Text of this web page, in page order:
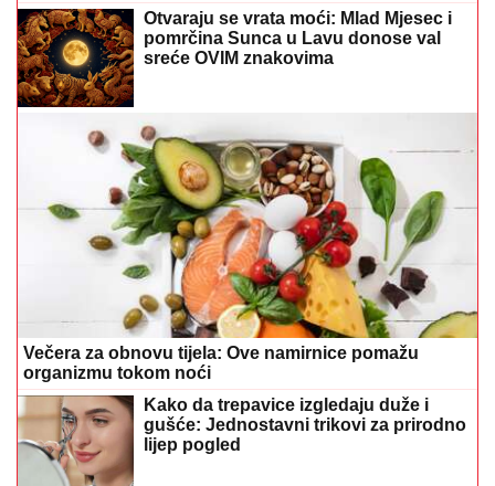
Otvaraju se vrata moći: Mlad Mjesec i
pomrčina Sunca u Lavu donose val
sreće OVIM znakovima
Večera za obnovu tijela: Ove namirnice pomažu
organizmu tokom noći
Kako da trepavice izgledaju duže i
gušće: Jednostavni trikovi za prirodno
lijep pogled